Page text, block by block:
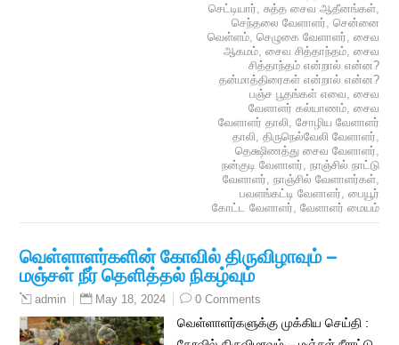
செட்டியார், சுத்த சைவ ஆதீனங்கள்,
செந்தலை வேளாளர், சென்னை
வெள்ளம், செழுகை வேளாளர், சைவ
ஆகமம், சைவ சித்தாந்தம், சைவ
சித்தாந்தம் என்றால் என்ன?
தன்மாத்திரைகள் என்றால் என்ன?
பஞ்ச பூதங்கள் எவை, சைவ
வேளாளர் கல்யாணம், சைவ
வேளாளர் தாலி, சோழிய வேளாளர்
தாலி, திருநெல்வேலி வேளாளர்,
தெக்ஷிணத்து சைவ வேளாளர்,
நன்குடி வேளாளர், நாஞ்சில் நாட்டு
வேளாளர், நாஞ்சில் வேளாளர்கள்,
பவளங்கட்டி வேளாளர், பையூர்
கோட்ட வேளாளர், வேளாளர் மையம்
வெள்ளாளர்களின் கோவில் திருவிழாவும் –
மஞ்சள் நீர் தெளித்தல் நிகழ்வும்
admin May 18, 2024 0 Comments
வெள்ளாளர்களுக்கு முக்கிய செய்தி :